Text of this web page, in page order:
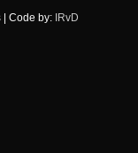
| Code by: IRvD